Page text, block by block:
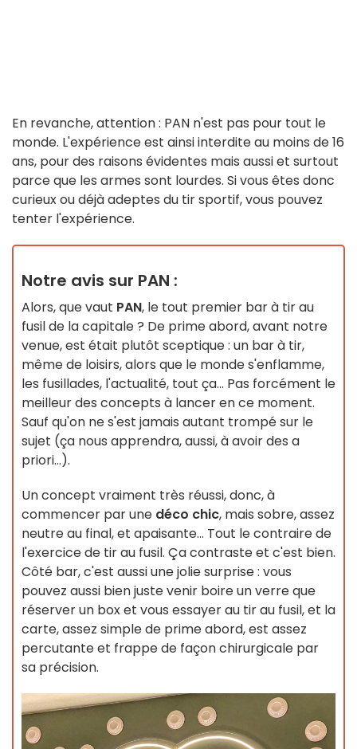
En revanche, attention : PAN n'est pas pour tout le
monde. L'expérience est ainsi interdite au moins de 16
ans, pour des raisons évidentes mais aussi et surtout
parce que les armes sont lourdes. Si vous êtes donc
curieux ou déjà adeptes du tir sportif, vous pouvez
tenter l'expérience.
Notre avis sur PAN :
Alors, que vaut PAN, le tout premier bar à tir au
fusil de la capitale ? De prime abord, avant notre
venue, est était plutôt sceptique : un bar à tir,
même de loisirs, alors que le monde s'enflamme,
les fusillades, l'actualité, tout ça... Pas forcément le
meilleur des concepts à lancer en ce moment.
Sauf qu'on ne s'est jamais autant trompé sur le
sujet (ça nous apprendra, aussi, à avoir des a
priori...).
Un concept vraiment très réussi, donc, à
commencer par une déco chic, mais sobre, assez
neutre au final, et apaisante... Tout le contraire de
l'exercice de tir au fusil. Ça contraste et c'est bien.
Côté bar, c'est aussi une jolie surprise : vous
pouvez aussi bien juste venir boire un verre que
réserver un box et vous essayer au tir au fusil, et la
carte, assez simple de prime abord, est assez
percutante et frappe de façon chirurgicale par
sa précision.